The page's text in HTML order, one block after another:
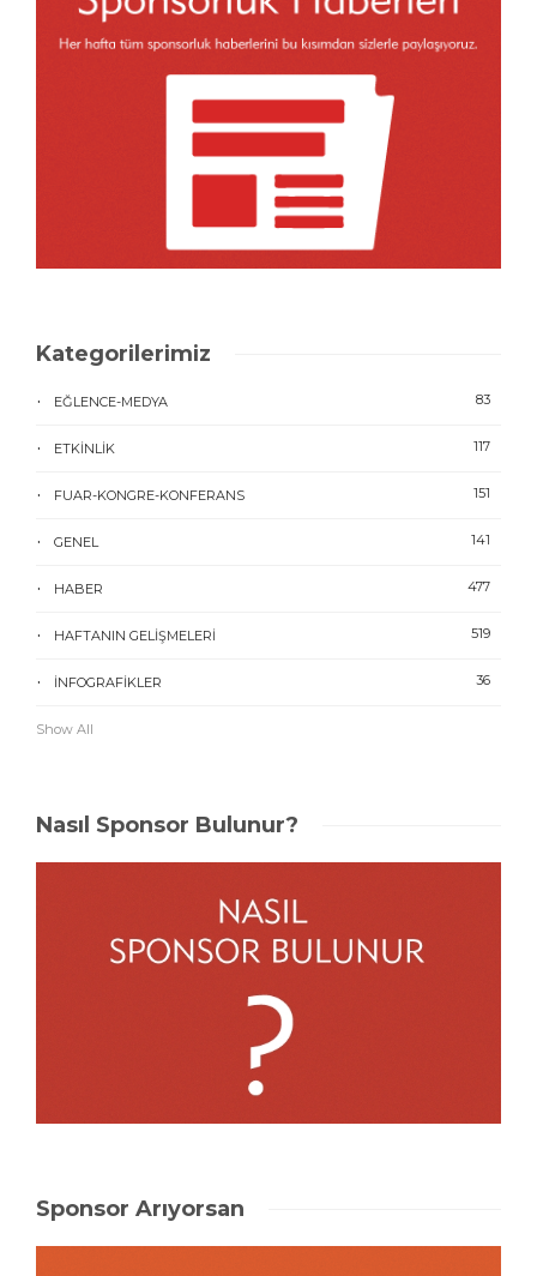
Kategorilerimiz
EĞLENCE-MEDYA 83
ETKINLIK 117
FUAR-KONGRE-KONFERANS 151
GENEL 141
HABER 477
HAFTANIN GELIŞMELERI 519
İNFOGRAFIKLER 36
Show All
Nasıl Sponsor Bulunur?
Sponsor Arıyorsan